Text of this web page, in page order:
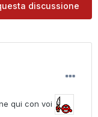
discussione
qui con voi